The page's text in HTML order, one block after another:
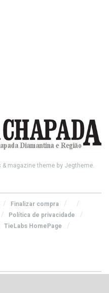
& magazine theme by Jegtheme.
Finalizar compra
Política de privacidade
TieLabs HomePage